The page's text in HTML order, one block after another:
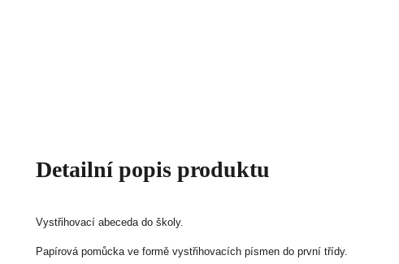
Detailní popis produktu
Vystřihovací abeceda do školy.
Papírová pomůcka ve formě vystřihovacích písmen do první třídy.